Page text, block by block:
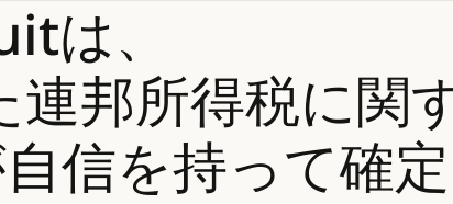
は、
邦所得税に関
自信を持って確